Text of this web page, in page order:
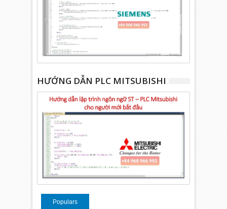
HƯỚNG DẪN PLC MITSUBISHI
Populars